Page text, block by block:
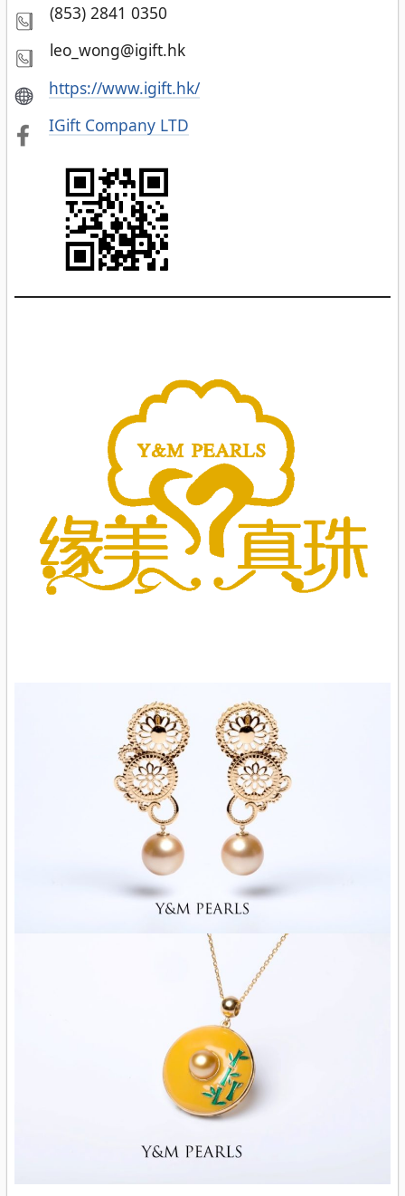
(853) 2841 0350
leo_wong@igift.hk
https://www.igift.hk/
IGift Company LTD